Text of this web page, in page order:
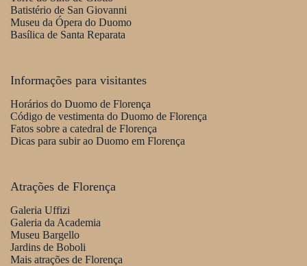
Batistério de San Giovanni
Museu da Ópera do Duomo
Basílica de Santa Reparata
Informações para visitantes
Horários do Duomo de Florença
Código de vestimenta do Duomo de Florença
Fatos sobre a catedral de Florença
Dicas para subir ao Duomo em Florença
Atrações de Florença
Galeria Uffizi
Galeria da Academia
Museu Bargello
Jardins de Boboli
Mais atrações de Florença